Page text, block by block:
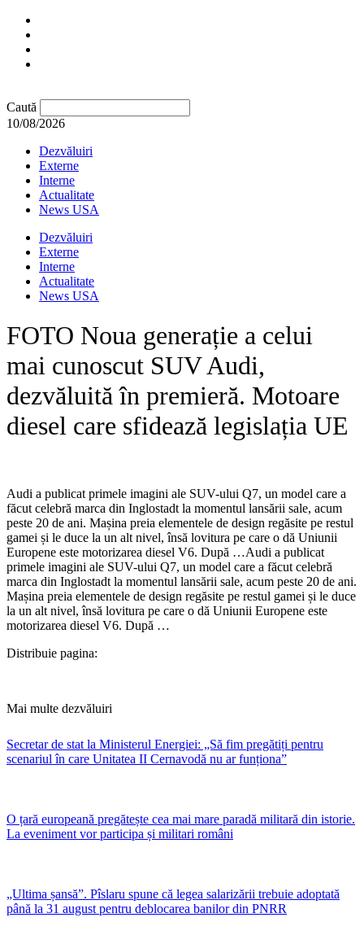
Caută
10/08/2026
Dezvăluiri
Externe
Interne
Actualitate
News USA
Dezvăluiri
Externe
Interne
Actualitate
News USA
FOTO Noua generație a celui
mai cunoscut SUV Audi,
dezvăluită în premieră. Motoare
diesel care sfidează legislația UE
Audi a publicat primele imagini ale SUV-ului Q7, un model care a
făcut celebră marca din Inglostadt la momentul lansării sale, acum
peste 20 de ani. Mașina preia elementele de design regăsite pe restul
gamei și le duce la un alt nivel, însă lovitura pe care o dă Uniunii
Europene este motorizarea diesel V6. După …​Audi a publicat
primele imagini ale SUV-ului Q7, un model care a făcut celebră
marca din Inglostadt la momentul lansării sale, acum peste 20 de ani.
Mașina preia elementele de design regăsite pe restul gamei și le duce
la un alt nivel, însă lovitura pe care o dă Uniunii Europene este
motorizarea diesel V6. După …
Distribuie pagina:
Mai multe dezvăluiri
Secretar de stat la Ministerul Energiei: „Să fim pregătiți pentru
scenariul în care Unitatea II Cernavodă nu ar funționa”
O țară europeană pregătește cea mai mare paradă militară din istorie.
La eveniment vor participa și militari români
„Ultima șansă”. Pîslaru spune că legea salarizării trebuie adoptată
până la 31 august pentru deblocarea banilor din PNRR